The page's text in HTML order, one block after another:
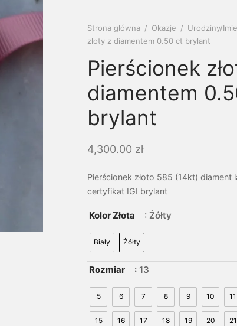
Strona główna / Okazje / Urodziny/
złoty z diamentem 0.50 ct brylant
Pierścionek
diamentem
brylant
4,300.00 zł
Pierścionek złoto 585 (14kt) diament
certyfikat IGI brylant
Kolor Złota : Żółty
Biały Żółty
Rozmiar : 13
5 6 7 8 9 10 11
15 16 17 18 19 20 21